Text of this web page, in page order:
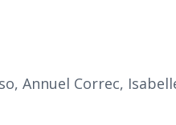
Annuel Correc,